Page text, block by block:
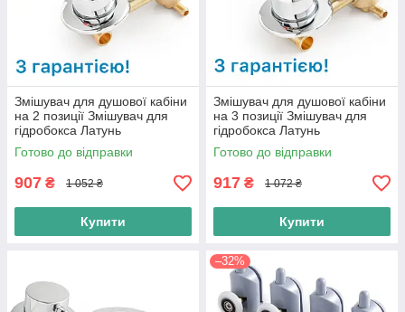
Змішувач для душової кабіни
на 2 позиції Змішувач для
гідробокса Латунь
Готово до відправки
907 ₴ 1 052 ₴
Купити
Змішувач для душової кабіни
на 3 позиції Змішувач для
гідробокса Латунь
Готово до відправки
917 ₴ 1 072 ₴
Купити
–32%